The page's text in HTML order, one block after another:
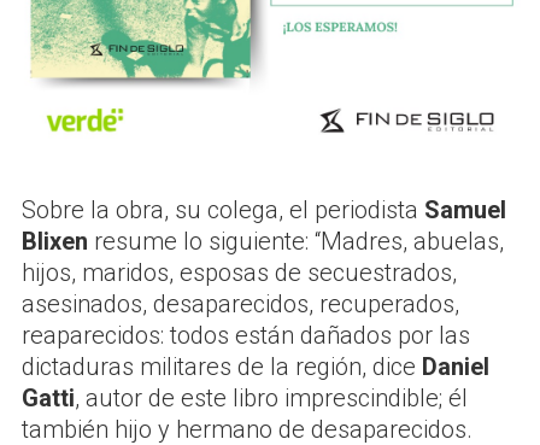
Sobre la obra, su colega, el periodista Samuel
Blixen resume lo siguiente: “Madres, abuelas,
hijos, maridos, esposas de secuestrados,
asesinados, desaparecidos, recuperados,
reaparecidos: todos están dañados por las
dictaduras militares de la región, dice Daniel
Gatti, autor de este libro imprescindible; él
también hijo y hermano de desaparecidos.